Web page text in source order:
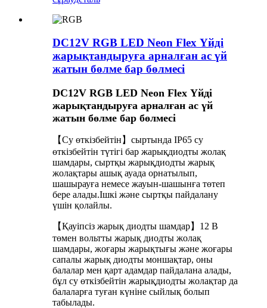
DC12V RGB LED Neon Flex Үйді
жарықтандыруға арналған ас үй
жатын бөлме бар бөлмесі
DC12V RGB LED Neon Flex Үйді
жарықтандыруға арналған ас үй
жатын бөлме бар бөлмесі
【Су өткізбейтін】сыртында IP65 су
өткізбейтін түтігі бар жарықдиодты жолақ
шамдары, сыртқы жарықдиодты жарық
жолақтары ашық ауада орнатылып,
шашырауға немесе жауын-шашынға төтеп
бере алады.Ішкі және сыртқы пайдалану
үшін қолайлы.
【Қауіпсіз жарық диодты шамдар】12 В
төмен вольтты жарық диодты жолақ
шамдары, жоғары жарықтығы және жоғары
сапалы жарық диодты моншақтар, оны
балалар мен қарт адамдар пайдалана алады,
бұл су өткізбейтін жарықдиодты жолақтар да
балаларға туған күніне сыйлық болып
табылады.